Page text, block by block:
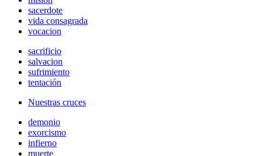
sacerdote
vida consagrada
vocacion
sacrificio
salvacion
sufrimiento
tentación
Nuestras cruces
demonio
exorcismo
infierno
muerte